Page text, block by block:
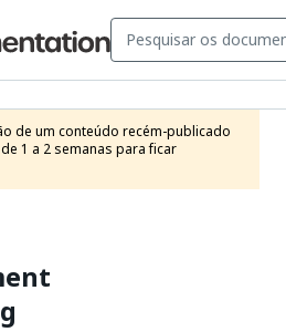
de um conteúdo recém-publicado
1 a 2 semanas para ficar